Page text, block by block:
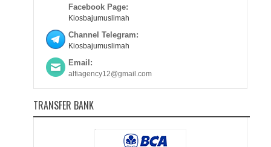
Facebook Page:
Kiosbajumuslimah
Channel Telegram:
Kiosbajumuslimah
Email:
alfiagency12@gmail.com
TRANSFER BANK